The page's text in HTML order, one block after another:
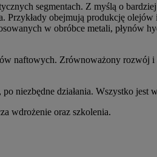
segmentach. Z myślą o
Przykłady obejmują produkcję
w obróbce metali, płynów
naftowych. Zrównoważony rozwój i
niezbędne działania. Wszystko jest
wdrożenie oraz szkolenia.